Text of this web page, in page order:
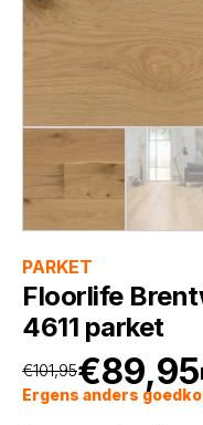
PARKET
Floorlife
4611 parket
€101,95€89,95
Huidige
Ergens anders